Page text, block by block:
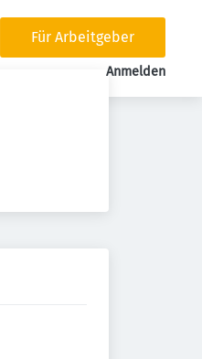
Für Arbeitgeber
Anmelden